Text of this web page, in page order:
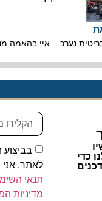
חברת איזי ג'ט הבריטית נערכת לחידוש הטיסות לישראל
בביצוע
לאתר, אני
תנאי השימוש
מדיניות